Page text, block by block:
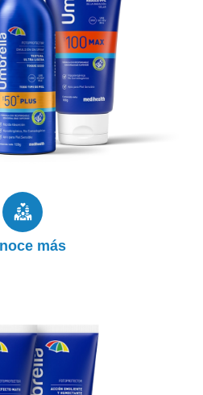
más
fotoprotectores está
para proteger la piel, de
la familia, de los efectos
una presentación
de piel y necesidad.
Facial